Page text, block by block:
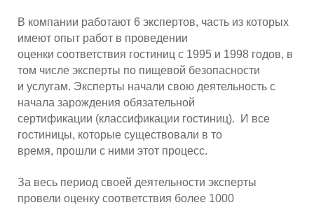
В компании работают 6 экспертов, часть из которых
имеют опыт работ в проведении
оценки соответствия гостиниц с 1995 и 1998 годов, в
том числе эксперты по пищевой безопасности
и услугам. Эксперты начали свою деятельность с
начала зарождения обязательной
сертификации (классификации гостиниц). И все
гостиницы, которые существовали в то
время, прошли с ними этот процесс.
За весь период своей деятельности эксперты
провели оценку соответствия более 1000